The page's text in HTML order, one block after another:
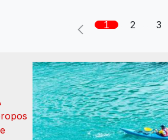
1 2 3